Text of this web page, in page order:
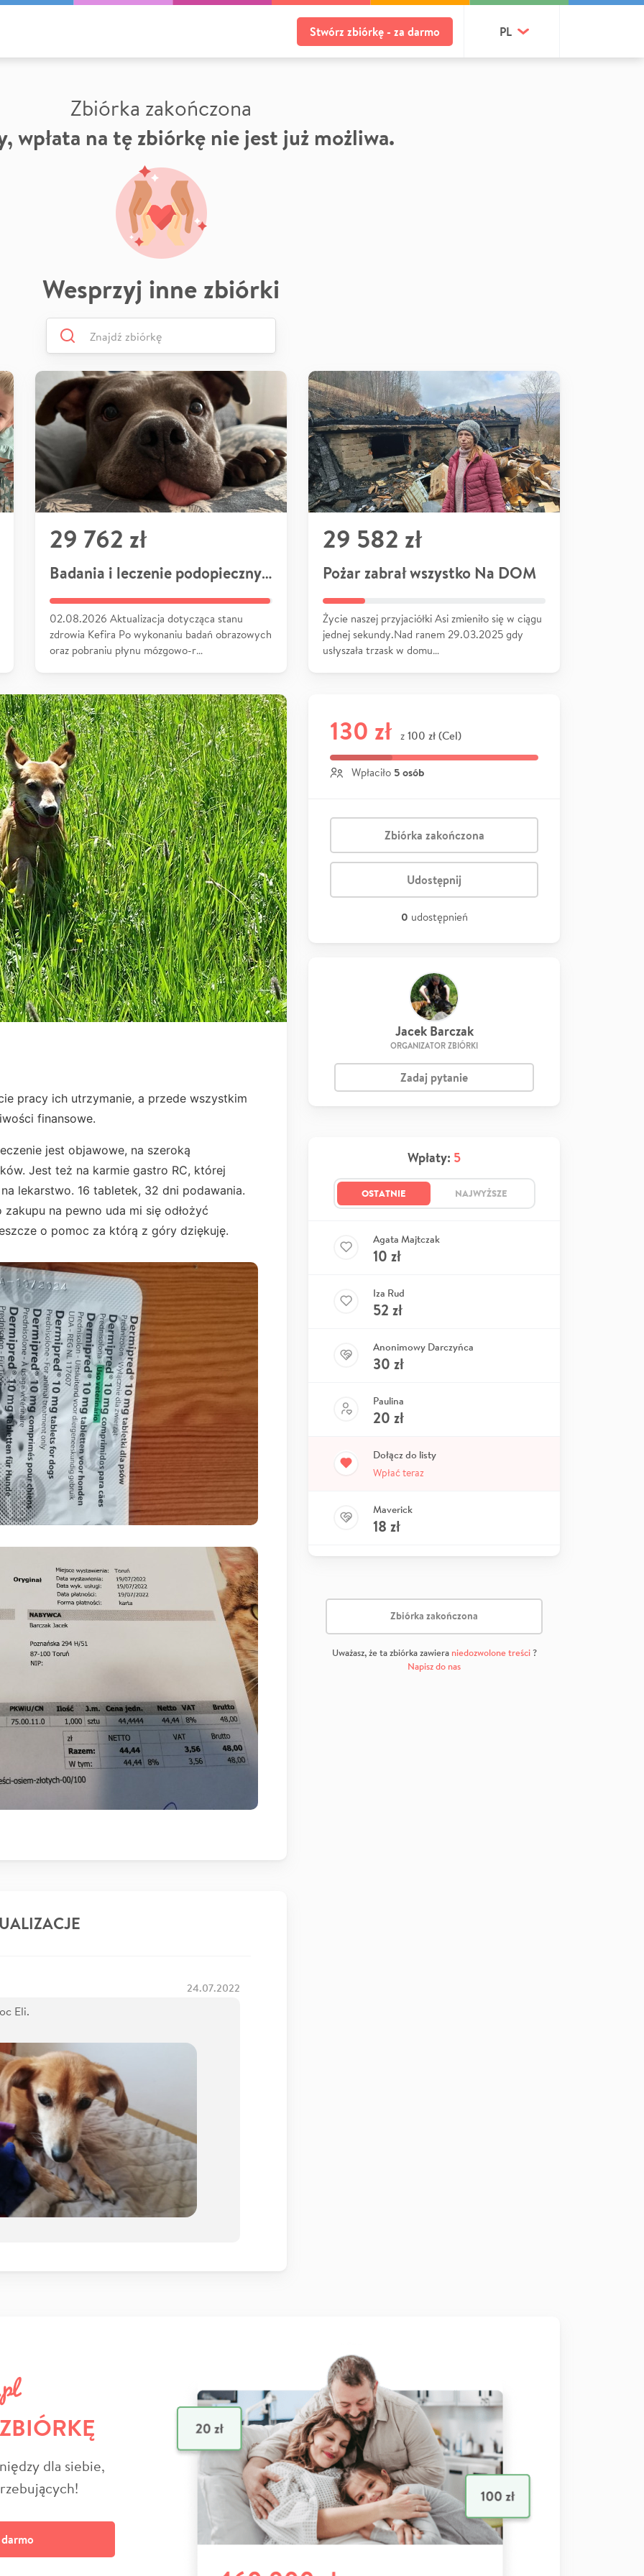
Stwórz zbiórkę - za darmo PL
Zbiórka zakończona
wpłata na tę zbiórkę nie jest już możliwa.
Wesprzyj inne zbiórki
29 762 zł
Badania i leczenie podopiecznych
02.08.2026 Aktualizacja dotycząca stanu
zdrowia Kefira Po wykonaniu badań obrazowych
oraz pobraniu płynu mózgowo-r…
29 582 zł
Pożar zabrał wszystko Na DOM
Życie naszej przyjaciółki Asi zmieniło się w ciągu
jednej sekundy.Nad ranem 29.03.2025 gdy
usłyszała trzask w domu…
pracy ich utrzymanie, a przede wszystkim
finansowe.
jest objawowe, na szeroką
Jest też na karmie gastro RC, której
lekarstwo. 16 tabletek, 32 dni podawania.
na pewno uda mi się odłożyć
o pomoc za którą z góry dziękuję.
24.07.2022
Eli.
130 zł z 100 zł (Cel)
Wpłaciło 5 osób
Zbiórka zakończona
Udostępnij
0 udostępnień
Jacek Barczak
ORGANIZATOR ZBIÓRKI
Zadaj pytanie
Wpłaty: 5
OSTATNIE NAJWYŻSZE
Agata Majtczak
10 zł
Iza Rud
52 zł
Anonimowy Darczyńca
30 zł
Paulina
20 zł
Dołącz do listy
Wpłać teraz
Maverick
18 zł
Zbiórka zakończona
Uważasz, że ta zbiórka zawiera niedozwolone treści?
Napisz do nas
dla siebie,